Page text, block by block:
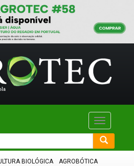
Toggle
BIOLÓGICA
AGROBÓTICA